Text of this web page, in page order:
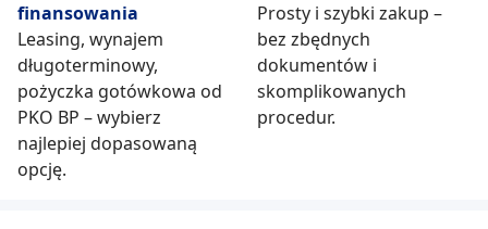
finansowania
Leasing, wynajem
długoterminowy,
pożyczka gotówkowa od
PKO BP – wybierz
najlepiej dopasowaną
opcję.
Prosty i szybki zakup –
bez zbędnych
dokumentów i
skomplikowanych
procedur.